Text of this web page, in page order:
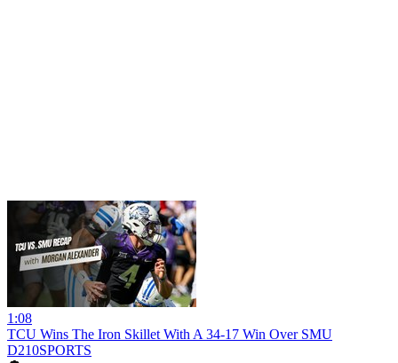
1:08
TCU Wins The Iron Skillet With A 34-17 Win Over SMU
D210SPORTS